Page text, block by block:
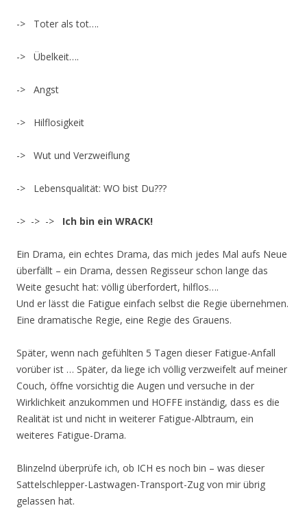
-> Toter als tot….
-> Übelkeit….
-> Angst
-> Hilflosigkeit
-> Wut und Verzweiflung
-> Lebensqualität: WO bist Du???
-> -> -> Ich bin ein WRACK!
Ein Drama, ein echtes Drama, das mich jedes Mal aufs Neue
überfällt – ein Drama, dessen Regisseur schon lange das
Weite gesucht hat: völlig überfordert, hilflos….
Und er lässt die Fatigue einfach selbst die Regie übernehmen.
Eine dramatische Regie, eine Regie des Grauens.
Später, wenn nach gefühlten 5 Tagen dieser Fatigue-Anfall
vorüber ist … Später, da liege ich völlig verzweifelt auf meiner
Couch, öffne vorsichtig die Augen und versuche in der
Wirklichkeit anzukommen und HOFFE inständig, dass es die
Realität ist und nicht in weiterer Fatigue-Albtraum, ein
weiteres Fatigue-Drama.
Blinzelnd überprüfe ich, ob ICH es noch bin – was dieser
Sattelschlepper-Lastwagen-Transport-Zug von mir übrig
gelassen hat.